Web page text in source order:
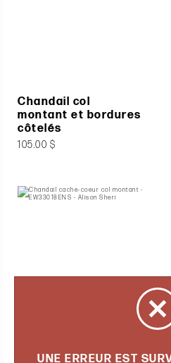
Chandail col
montant et bordures
côtelés
105.00 $